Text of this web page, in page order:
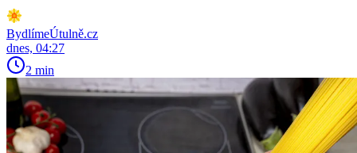
BydlímeÚtulně.cz
dnes, 04:27
2 min